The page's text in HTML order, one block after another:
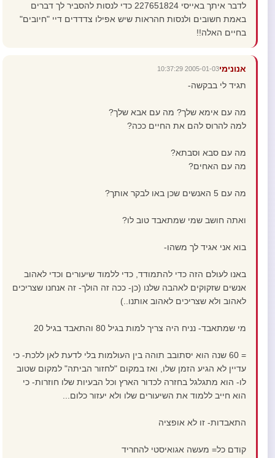
לדבר איתך באייסי 227651824 כדי לנסות להסביר לך דברים
באמת חשובים ולנסות חהראות שיש אפילו צדדדים דיי "חיובים"
בחיים האלה!!
אנונימי2005-01-03 10:37:29
תגיד לי בבקשה-
מה עם אימא שלך? מה עם אבא שלך?
למה להרוס להם את החיים ככה?
מה עם סבא וסבתא?
מה עם האחים?
מה עם 5 האנשים שכן באו לבקר אותך?
ואתה חושב שמי שמתאבד טוב לו?
בוא אני אגיד לך משהו-
באנו לעולם הזה כדי להתמודד, כדי ללמוד שיעורים וכדי לאהוב
אנשים שזקוקים לאהבה שלנו (כן- ככה זה הולך- זה אנחנו שצריכים
לאהוב ולא שצריכים לאהוב אותנו..)
מי שמתאבד- נניח היה צריך למות בגיל 80 והתאבד בגיל 20
= 60 שנה הוא יסתובב תוהה בין העולמות בלי לדעת לאן ללכת- כי
עדיין לא הגיע הזמן שלו, ואז במקום "לחזור הביתה" למקום שטוב
לו- הוא מתגלגל בחזרה לכדור הארץ וכל הבעיות שלו חוזרות- כי
הוא חייב ללמוד את השיעורים שלו ולא יעזור כלום...
התאבדות- זו לא אופציה
קודם כל= מעשה אגואיסטי להחריד